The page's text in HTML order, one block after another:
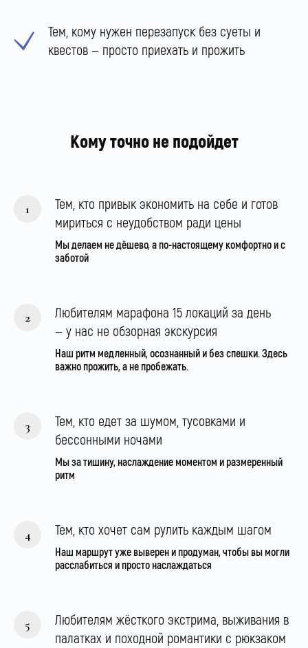
Тем, кому нужен перезапуск без суеты и
квестов — просто приехать и прожить
Кому точно не подойдет
Тем, кто привык экономить на себе и готов
мириться с неудобством ради цены
Мы делаем не дёшево, а по-настоящему комфортно и с
заботой
Любителям марафона 15 локаций за день
— у нас не обзорная экскурсия
Наш ритм медленный, осознанный и без спешки. Здесь
важно прожить, а не пробежать.
Тем, кто едет за шумом, тусовками и
бессонными ночами
Мы за тишину, наслаждение моментом и размеренный
ритм
Тем, кто хочет сам рулить каждым шагом
Наш маршрут уже выверен и продуман, чтобы вы могли
расслабиться и просто наслаждаться
Любителям жёсткого экстрима, выживания в
палатках и походной романтики с рюкзаком